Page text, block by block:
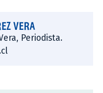
VERA
Periodista.